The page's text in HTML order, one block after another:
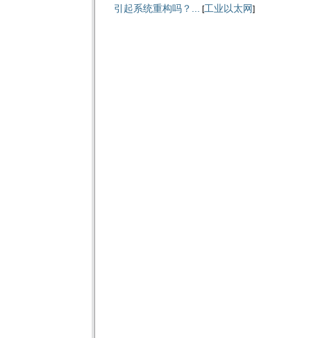
引起系统重构吗？... [工业以太网]